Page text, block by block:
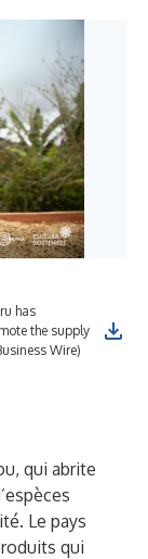
has
the supply
Wire)
qui abrite
Le pays
qui